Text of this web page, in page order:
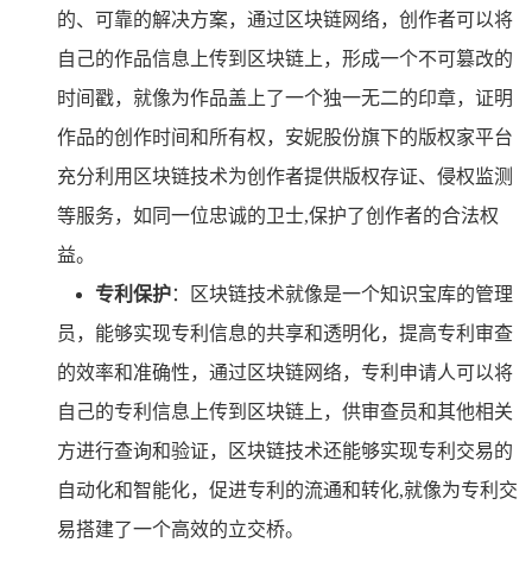
的、可靠的解决方案，通过区块链网络，创作者可以将
自己的作品信息上传到区块链上，形成一个不可篡改的
时间戳，就像为作品盖上了一个独一无二的印章，证明
作品的创作时间和所有权，安妮股份旗下的版权家平台
充分利用区块链技术为创作者提供版权存证、侵权监测
等服务，如同一位忠诚的卫士,保护了创作者的合法权
益。
专利保护：区块链技术就像是一个知识宝库的管理
员，能够实现专利信息的共享和透明化，提高专利审查
的效率和准确性，通过区块链网络，专利申请人可以将
自己的专利信息上传到区块链上，供审查员和其他相关
方进行查询和验证，区块链技术还能够实现专利交易的
自动化和智能化，促进专利的流通和转化,就像为专利交
易搭建了一个高效的立交桥。